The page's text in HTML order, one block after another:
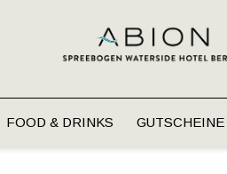
FOOD & DRINKS GUTSCHEINE